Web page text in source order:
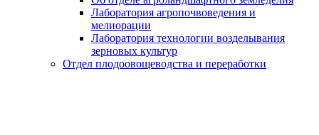
Лаборатория агропочвоведения и
мелиорации
Лаборатория технологии возделывания
зерновых культур
Отдел плодоовощеводства и переработки